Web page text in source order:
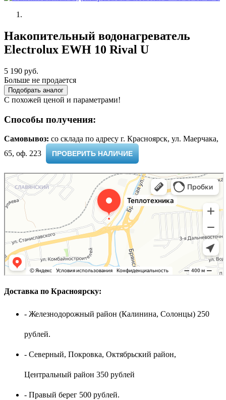
Накопительный водонагреватель
Electrolux EWH 10 Rival U
5 190 руб.
Больше не продается
Подобрать аналог
С похожей ценой и параметрами!
Способы получения:
Самовывоз: cо склада по адресу г. Красноярск, ул. Маерчака,
65, оф. 223 ​
ПРОВЕРИТЬ НАЛИЧИЕ
Доставка по Красноярску:
- Железнодорожный район (Калинина, Солонцы) 250
рублей.
- Северный, Покровка, Октябрьский район,
Центральный район 350 рублей
- Правый берег 500 рублей.